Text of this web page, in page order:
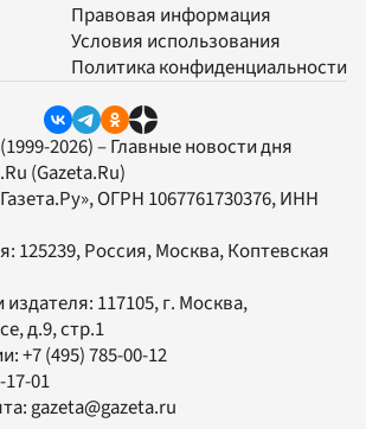
Правовая информация
Условия использования
Политика конфиденциальности
2026) – Главные новости дня
(Gazeta.Ru)
, ОГРН 1067761730376, ИНН
125239, Россия, Москва, Коптевская
издателя: 117105, г. Москва,
д.9, стр.1
+7 (495) 785-00-12
17-01
gazeta@gazeta.ru